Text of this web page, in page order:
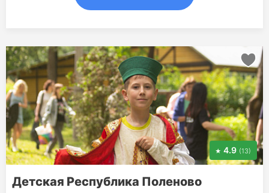
4.9 (13)
Детская Республика Поленово